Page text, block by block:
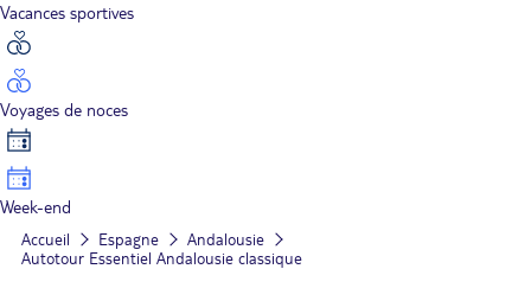
Vacances sportives
Voyages de noces
Week-end
Accueil Espagne
Andalousie
Autotour Essentiel Andalousie classique